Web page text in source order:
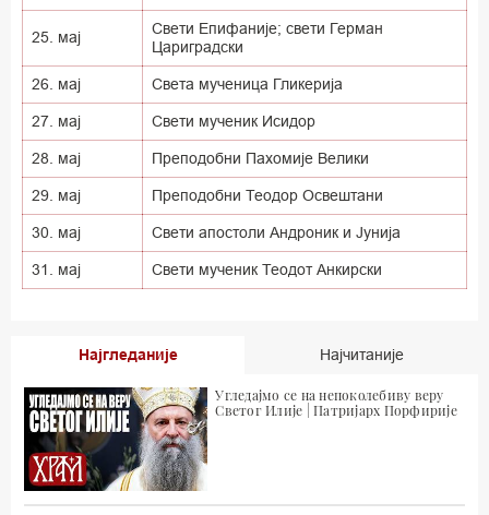
25. мај
Свети Епифаније; свети Герман
Цариградски
26. мај Света мученица Гликерија
27. мај Свети мученик Исидор
28. мај Преподобни Пахомије Велики
29. мај Преподобни Теодор Освештани
30. мај Свети апостоли Андроник и Јунија
31. мај Свети мученик Теодот Анкирски
Најгледаније Најчитаније
Угледајмо се на непоколебиву веру
Светог Илије | Патријарх Порфирије